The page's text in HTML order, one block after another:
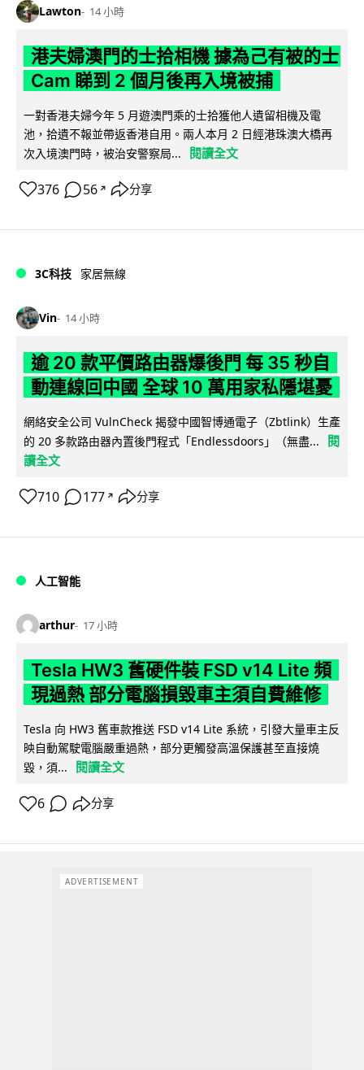
Lawton 14 小時
港夫婦澳門的士拾相機 據為己有被的士
Cam 睇到 2 個月後再入境被捕
一對香港夫婦今年 5 月遊澳門乘的士拾獲他人遺留相機及電
池，拾遺不報並帶返香港自用。兩人本月 2 日經港珠澳大橋再
次入境澳門時，被治安警察局...
閱讀全文
376 56 ↗ 分享
3C科技 家居無線
Vin 14 小時
逾 20 款平價路由器爆後門 每 35 秒自
動連線回中國 全球 10 萬用家私隱堪憂
網絡安全公司 VulnCheck 揭發中國智博通電子（Zbtlink）生產
的 20 多款路由器內置後門程式「Endlessdoors」（無盡...
閱
讀全文
710 177 ↗ 分享
人工智能
arthur 17 小時
Tesla HW3 舊硬件裝 FSD v14 Lite 頻
現過熱 部分電腦損毀車主須自費維修
Tesla 向 HW3 舊車款推送 FSD v14 Lite 系統，引發大量車主反
映自動駕駛電腦嚴重過熱，部分更觸發高溫保護甚至直接燒
毀，須...
閱讀全文
6 分享
ADVERTISEMENT